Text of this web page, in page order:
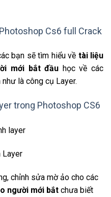
Cs6 full Crack
bạn sẽ tìm hiểu về tài liệu
mới bắt đầu học về các
là công cụ Layer.
trong Photoshop CS6
Layer
chỉnh sửa mờ ảo cho các
người mới bắt chưa biết